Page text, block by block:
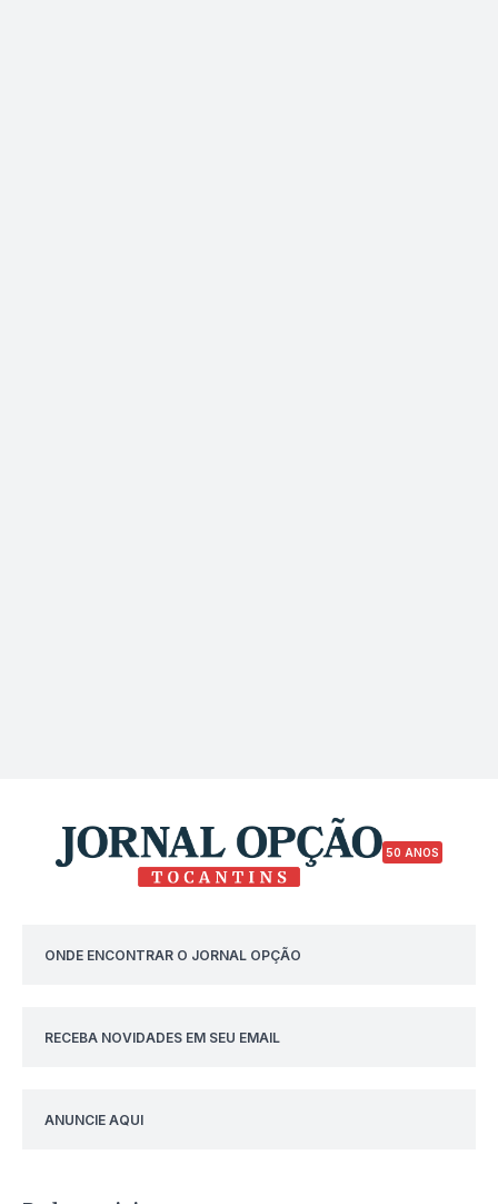
50 ANOS
ONDE ENCONTRAR O JORNAL OPÇÃO
RECEBA NOVIDADES EM SEU EMAIL
ANUNCIE AQUI